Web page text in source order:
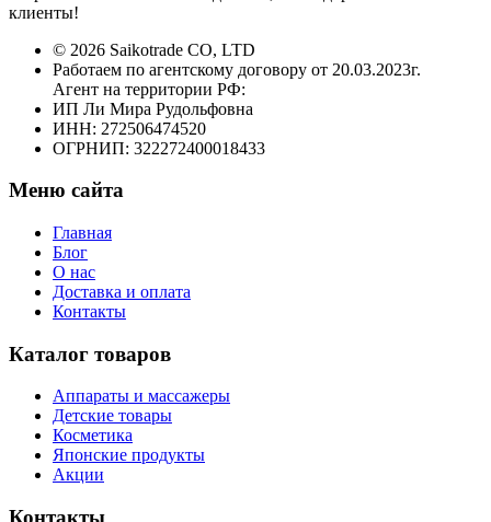
клиенты!
© 2026 Saikotrade CO, LTD
Работаем по агентскому договору от 20.03.2023г.
Агент на территории РФ:
ИП Ли Мира Рудольфовна
ИНН: 272506474520
ОГРНИП: 322272400018433
Меню сайта
Главная
Блог
О нас
Доставка и оплата
Контакты
Каталог товаров
Аппараты и массажеры
Детские товары
Косметика
Японские продукты
Акции
Контакты